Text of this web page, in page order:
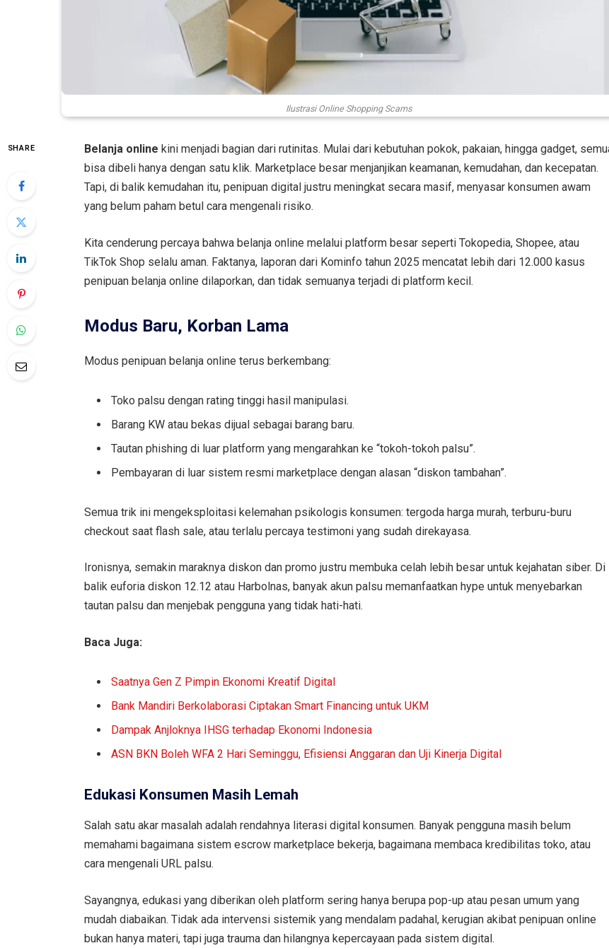
Ilustrasi Online Shopping Scams
SHARE Belanja online kini menjadi bagian dari rutinitas. Mulai dari kebutuhan pokok, pakaian, hingga gadget,
bisa dibeli hanya dengan satu klik. Marketplace besar menjanjikan keamanan, kemudahan, dan kecepatan.
Tapi, di balik kemudahan itu, penipuan digital justru meningkat secara masif, menyasar konsumen awam
yang belum paham betul cara mengenali risiko.
Kita cenderung percaya bahwa belanja online melalui platform besar seperti Tokopedia, Shopee, atau
TikTok Shop selalu aman. Faktanya, laporan dari Kominfo tahun 2025 mencatat lebih dari 12.000 kasus
penipuan belanja online dilaporkan, dan tidak semuanya terjadi di platform kecil.
Modus Baru, Korban Lama
Modus penipuan belanja online terus berkembang:
Toko palsu dengan rating tinggi hasil manipulasi.
Barang KW atau bekas dijual sebagai barang baru.
Tautan phishing di luar platform yang mengarahkan ke “tokoh-tokoh palsu”.
Pembayaran di luar sistem resmi marketplace dengan alasan “diskon tambahan”.
Semua trik ini mengeksploitasi kelemahan psikologis konsumen: tergoda harga murah, terburu-buru
checkout saat flash sale, atau terlalu percaya testimoni yang sudah direkayasa.
Ironisnya, semakin maraknya diskon dan promo justru membuka celah lebih besar untuk kejahatan siber. Di
balik euforia diskon 12.12 atau Harbolnas, banyak akun palsu memanfaatkan hype untuk menyebarkan
tautan palsu dan menjebak pengguna yang tidak hati-hati.
Baca Juga:
Saatnya Gen Z Pimpin Ekonomi Kreatif Digital
Bank Mandiri Berkolaborasi Ciptakan Smart Financing untuk UKM
Dampak Anjloknya IHSG terhadap Ekonomi Indonesia
ASN BKN Boleh WFA 2 Hari Seminggu, Efisiensi Anggaran dan Uji Kinerja Digital
Edukasi Konsumen Masih Lemah
Salah satu akar masalah adalah rendahnya literasi digital konsumen. Banyak pengguna masih belum
memahami bagaimana sistem escrow marketplace bekerja, bagaimana membaca kredibilitas toko, atau
cara mengenali URL palsu.
Sayangnya, edukasi yang diberikan oleh platform sering hanya berupa pop-up atau pesan umum yang
mudah diabaikan. Tidak ada intervensi sistemik yang mendalam padahal, kerugian akibat penipuan online
bukan hanya materi, tapi juga trauma dan hilangnya kepercayaan pada sistem digital.